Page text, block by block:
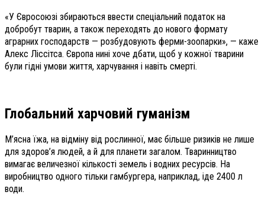
«У Євросоюзі збираються ввести спеціальний податок на
добробут тварин, а також переходять до нового формату
аграрних господарств — розбудовують ферми-зоопарки», — каже
Алекс Ліссітса. Європа нині хоче дбати, щоб у кожної тварини
були гідні умови життя, харчування і навіть смерті.
Глобальний харчовий гуманізм
М’ясна їжа, на відміну від рослинної, має більше ризиків не лише
для здоров’я людей, а й для планети загалом. Тваринництво
вимагає величезної кількості земель і водних ресурсів. На
виробництво одного тільки гамбургера, наприклад, іде 2400 л
води.